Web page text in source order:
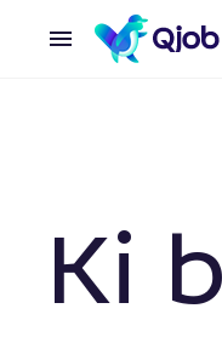
Ki